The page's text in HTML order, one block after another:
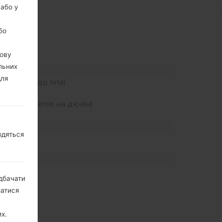
екрану до тіла)
пікселів на дюйм)
у